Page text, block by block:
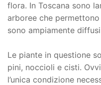
flora. In Toscana sono
arboree che
sono ampiamente
Le piante in questione
pini, noccioli e cisti.
l’unica condizione